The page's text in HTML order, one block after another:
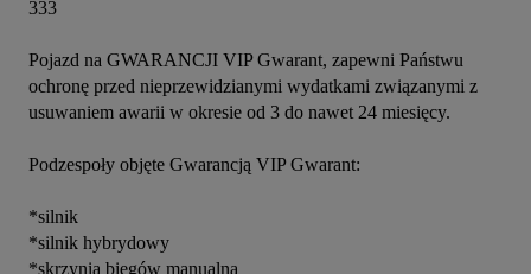
333
Pojazd na GWARANCJI VIP Gwarant, zapewni Państwu
ochronę przed nieprzewidzianymi wydatkami związanymi z
usuwaniem awarii w okresie od 3 do nawet 24 miesięcy.
Podzespoły objęte Gwarancją VIP Gwarant:
*silnik
*silnik hybrydowy
*skrzynia biegów manualna